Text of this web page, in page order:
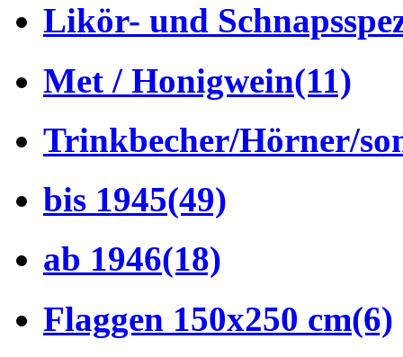
Likör- und
Met / Honigwein(11)
Trinkbecher/Hörner/
bis 1945(49)
ab 1946(18)
Flaggen 150x250 cm(6)